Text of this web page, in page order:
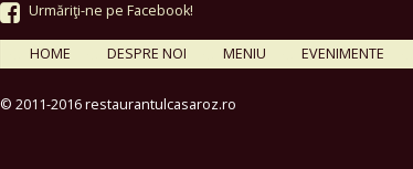
Urmăriţi-ne pe Facebook!
HOME DESPRE NOI MENIU EVENIMENTE
© 2011-2016 restaurantulcasaroz.ro